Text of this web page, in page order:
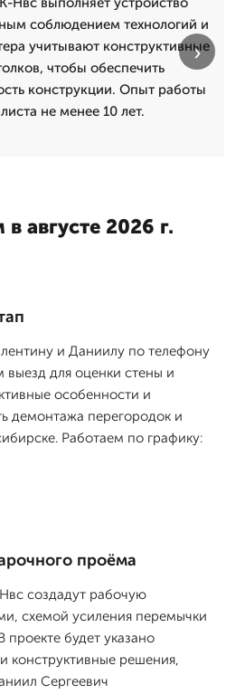
соблюдением технологий и
учитывают конструктивные
чтобы обеспечить
конструкции. Опыт работы
не менее 10 лет.
›
августе 2026 г.
и Даниилу по телефону
для оценки стены и
особенности и
демонтажа перегородок и
Работаем по графику:
проёма
создадут рабочую
схемой усиления перемычки
будет указано
конструктивные решения,
Сергеевич